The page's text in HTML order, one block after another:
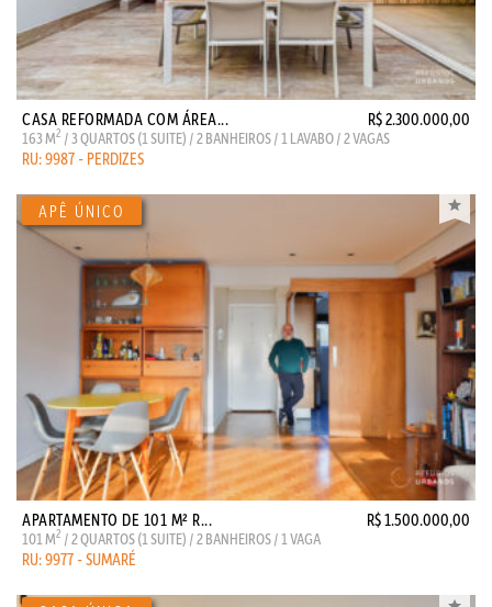
CASA REFORMADA COM ÁREA... R$ 2.300.000,00
163 M2 / 3 QUARTOS (1 SUITE) / 2 BANHEIROS / 1 LAVABO / 2 VAGAS
RU: 9987 - PERDIZES
APARTAMENTO DE 101 M² R... R$ 1.500.000,00
101 M2 / 2 QUARTOS (1 SUITE) / 2 BANHEIROS / 1 VAGA
RU: 9977 - SUMARÉ